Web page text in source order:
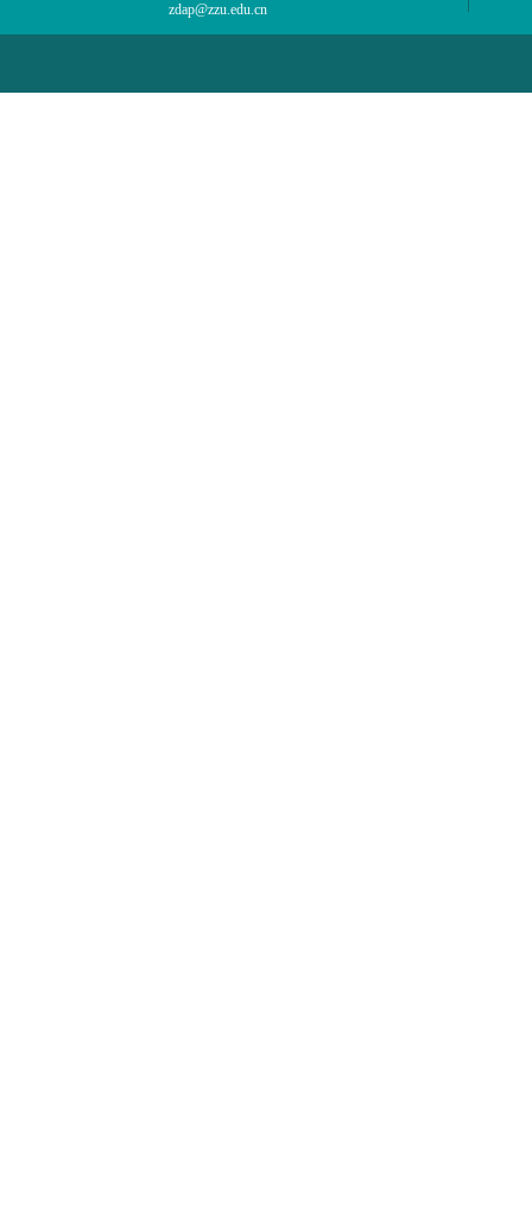
zdap@zzu.edu.cn